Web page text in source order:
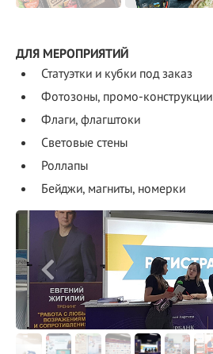
ДЛЯ МЕРОПРИЯТИЙ
Статуэтки и кубки под заказ
Фотозоны, промо-конструкции
Флаги, флагштоки
Световые стены
Роллапы
Бейджи, магниты, номерки